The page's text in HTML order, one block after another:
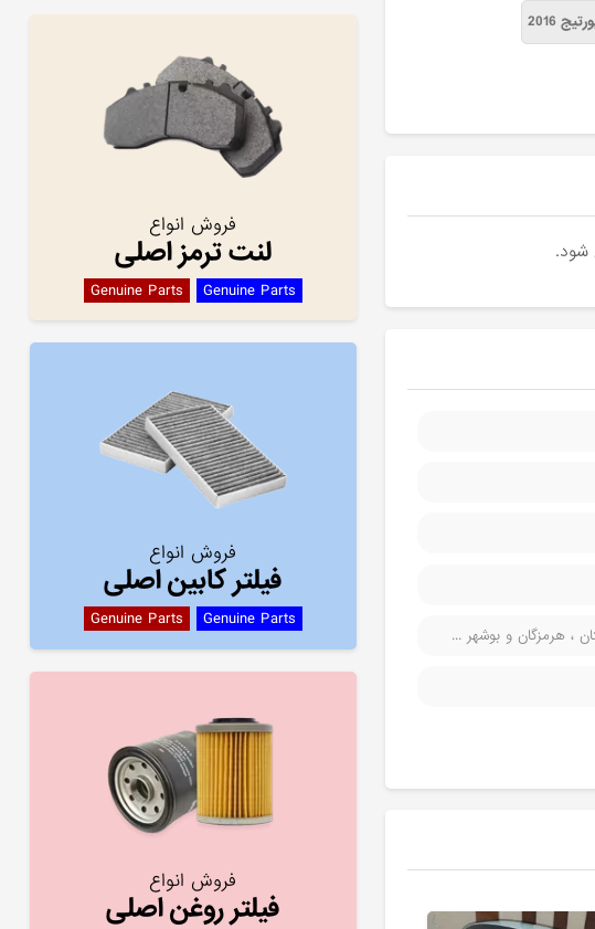
2016
، هرمزگان و بوشهر ...
فروش انواع
لنت ترمز اصلی
Genuine Parts Genuine Parts
فروش انواع
فیلتر کابین اصلی
Genuine Parts Genuine Parts
فروش انواع
فیلتر روغن اصلی